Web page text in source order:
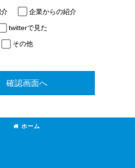
企業からの紹介
twitterで見た
その他
確認画面へ
ホーム